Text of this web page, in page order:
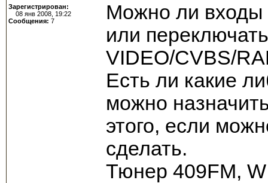
Зарегистрирован:
08 янв 2008, 19:22
Сообщения: 7
Можно ли входы
или
VIDEO/CVBS/
Есть ли какие
можно
этого, если
сделать.
Тюнер 409FM,